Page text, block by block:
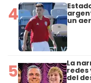
4 un
5 La
redes
del